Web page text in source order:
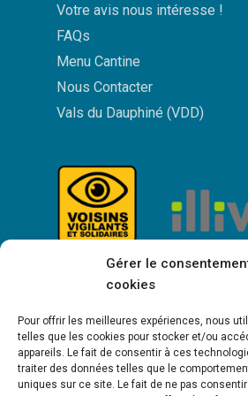
Gérer le
cookies
Pour offrir les meilleures expériences, nous
telles que les cookies pour stocker et/ou
appareils. Le fait de consentir à ces
traiter des données telles que le
uniques sur ce site. Le fait de ne pas
Votre avis nous intéresse !
FAQs
Menu Cantine
Nous Contacter
Vals du Dauphiné (VDD)